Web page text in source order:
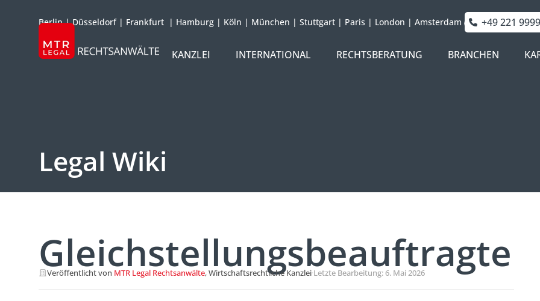
Berlin|Düsseldorf| Frankfurt | Hamburg | Köln | München | Stuttgart | Paris | London | Amsterdam +49 221
KANZLEI
INTERNATIONAL RECHTSBERATUNG BRANCHEN
Legal Wiki
Gleichstellungsbeauftragte
Veröffentlicht von MTR Legal Rechtsanwälte, Wirtschaftsrechtliche Kanzlei·Letzte Bearbeitung: 6. Mai 2026